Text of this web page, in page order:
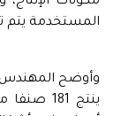
المستخدمة يتم
وأوضح
ينتج